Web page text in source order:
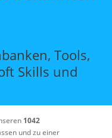
Tools,
Skills und
1042
und zu einer